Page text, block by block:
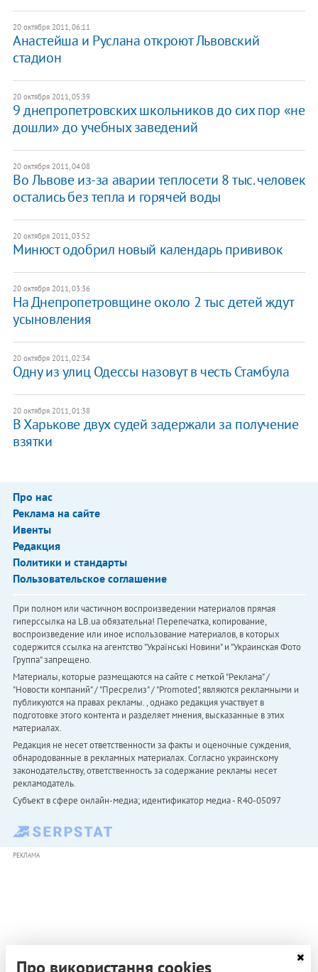
20 октября 2011, 06:11
Анастейша и Руслана откроют Львовский
стадион
20 октября 2011, 05:39
9 днепропетровских школьников до сих пор «не
дошли» до учебных заведений
20 октября 2011, 04:08
Во Львове из-за аварии теплосети 8 тыс. человек
остались без тепла и горячей воды
20 октября 2011, 03:52
​Минюст одобрил новый календарь прививок
20 октября 2011, 03:36
На Днепропетровщине около 2 тыс детей ждут
усыновления
20 октября 2011, 02:34
Одну из улиц Одессы назовут в честь Стамбула
20 октября 2011, 01:38
В Харькове двух судей задержали за получение
взятки
Про нас
Реклама на сайте
Ивенты
Редакция
Политики и стандарты
Пользовательское соглашение
При полном или частичном воспроизведении материалов прямая
гиперссылка на LB.ua обязательна! Перепечатка, копирование,
воспроизведение или иное использование материалов, в которых
содержится ссылка на агентство "Українськi Новини" и "Украинская Фото
Группа" запрещено.
Материалы, которые размещаются на сайте с меткой "Реклама" /
"Новости компаний" / "Пресрелиз" / "Promoted", являются рекламными и
публикуются на правах рекламы. , однако редакция участвует в
подготовке этого контента и разделяет мнения, высказанные в этих
материалах.
Редакция не несет ответственности за факты и оценочные суждения,
обнародованные в рекламных материалах. Согласно украинскому
законодательству, ответственность за содержание рекламы несет
рекламодатель.
Субъект в сфере онлайн-медиа; идентификатор медиа - R40-05097
РЕКЛАМА
Про використання cookies